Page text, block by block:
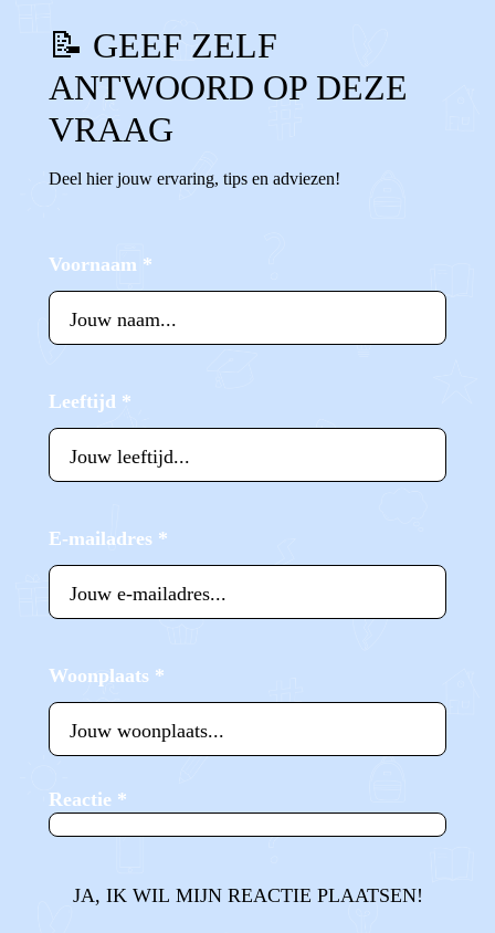
📝 GEEF ZELF
ANTWOORD OP DEZE
VRAAG
Deel hier jouw ervaring, tips en adviezen!
Voornaam *
Leeftijd *
E-mailadres *
Woonplaats *
Reactie *
JA, IK WIL MIJN REACTIE PLAATSEN!